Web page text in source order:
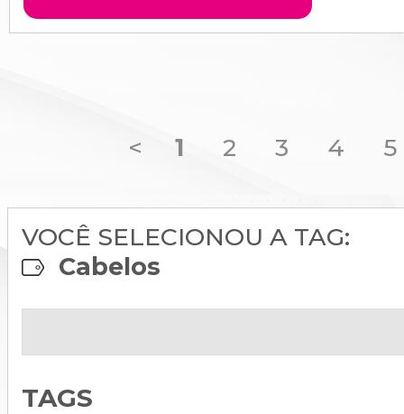
< 1 2 3 4 5
VOCÊ SELECIONOU A TAG:
Cabelos
TAGS